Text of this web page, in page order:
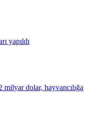
yapıldı
dolar, hayvancılığa